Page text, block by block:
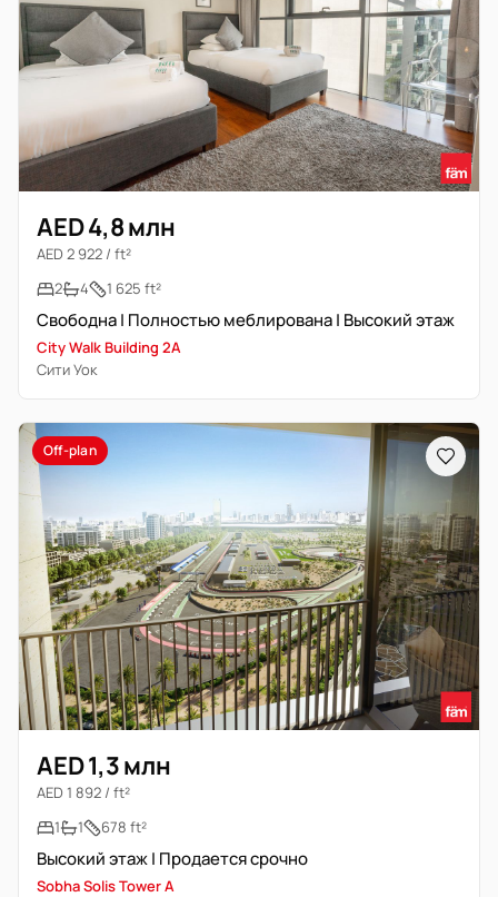
AED 4,8 млн
AED 2 922 / ft²
2
4 1 625 ft²
Свободна | Полностью меблирована | Высокий этаж
City Walk Building 2A
Сити Уок
Off-plan
AED 1,3 млн
AED 1 892 / ft²
1
1 678 ft²
Высокий этаж | Продается срочно
Sobha Solis Tower A